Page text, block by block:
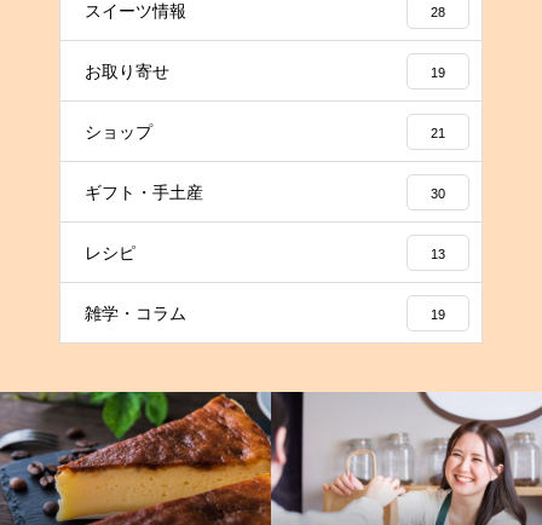
スイーツ情報 28
お取り寄せ 19
ショップ 21
ギフト・手土産 30
レシピ 13
雑学・コラム 19